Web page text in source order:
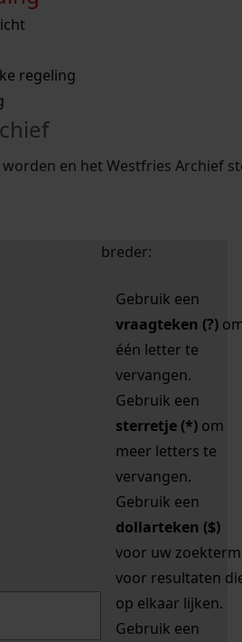
met een aantal zoektips.
met een aantal zoektips.
regeling
en het Westfries Archief
zoektips
uw zoekopdracht te
breder:
Gebruik een
vraagteken (?)
één letter te
vervangen.
Gebruik een
sterretje (*) om
meer letters te
vervangen.
Gebruik een
dollarteken ($)
voor uw zoekterm
voor resultaten
op elkaar lijken.
Gebruik een